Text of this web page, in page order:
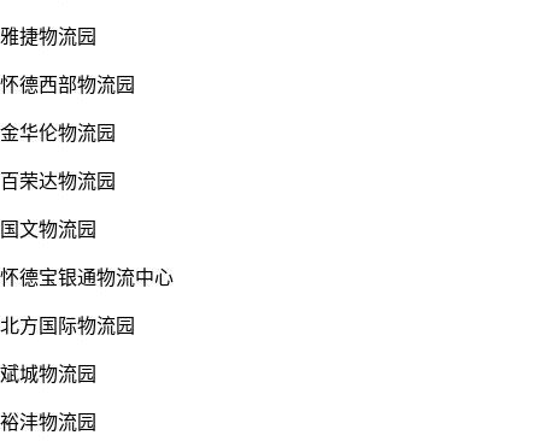
雅捷物流园
怀德西部物流园
金华伦物流园
百荣达物流园
国文物流园
怀德宝银通物流中心
北方国际物流园
斌城物流园
裕沣物流园